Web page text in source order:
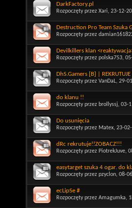
DarkFactory.pl
Rozpoczęty przez Xari, 23-12-
Destruction Pro Team Szuka
Rozpoczęty przez
Devilkillers klan
Rozpoczęty przez polska753,
DhS.Gamers [B] | REKRUTUJE
Rozpoczęty przez VanDaL, 29-
do klanu !!
Rozpoczęty przez brollyssj, 03-
Do usunięcia
Rozpoczęty przez Matex, 23-
dRc rekrutuje!!ZOBACZ!!!
Rozpoczęty przez PiotrekJuve,
easytarget szuka 4 ogar. do
Rozpoczęty przez pzyclon, 08-
ecLipSe #
Rozpoczęty przez Amagumka,